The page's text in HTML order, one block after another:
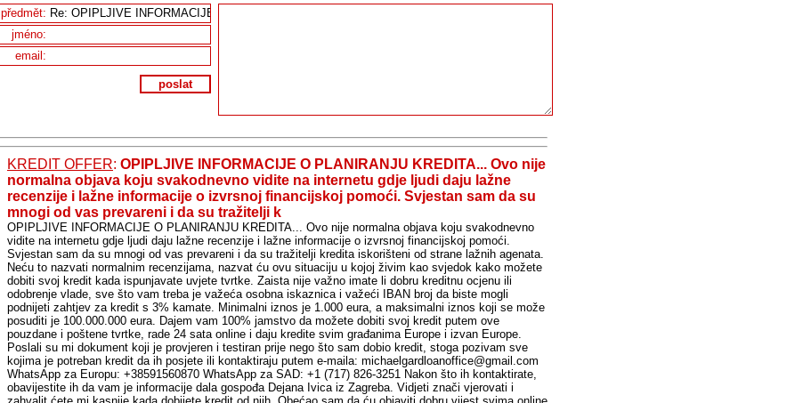
předmět:
jméno:
email:
poslat
KREDIT OFFER: OPIPLJIVE INFORMACIJE O PLANIRANJU KREDITA... Ovo nije
normalna objava koju svakodnevno vidite na internetu gdje ljudi daju lažne
recenzije i lažne informacije o izvrsnoj financijskoj pomoći. Svjestan sam da su
mnogi od vas prevareni i da su tražitelji k
OPIPLJIVE INFORMACIJE O PLANIRANJU KREDITA... Ovo nije normalna objava koju svakodnevno
vidite na internetu gdje ljudi daju lažne recenzije i lažne informacije o izvrsnoj financijskoj pomoći.
Svjestan sam da su mnogi od vas prevareni i da su tražitelji kredita iskorišteni od strane lažnih agenata.
Neću to nazvati normalnim recenzijama, nazvat ću ovu situaciju u kojoj živim kao svjedok kako možete
dobiti svoj kredit kada ispunjavate uvjete tvrtke. Zaista nije važno imate li dobru kreditnu ocjenu ili
odobrenje vlade, sve što vam treba je važeća osobna iskaznica i važeći IBAN broj da biste mogli
podnijeti zahtjev za kredit s 3% kamate. Minimalni iznos je 1.000 eura, a maksimalni iznos koji se može
posuditi je 100.000.000 eura. Dajem vam 100% jamstvo da možete dobiti svoj kredit putem ove
pouzdane i poštene tvrtke, rade 24 sata online i daju kredite svim građanima Europe i izvan Europe.
Poslali su mi dokument koji je provjeren i testiran prije nego što sam dobio kredit, stoga pozivam sve
kojima je potreban kredit da ih posjete ili kontaktiraju putem e-maila: michaelgardloanoffice@gmail.com
WhatsApp za Europu: +38591560870 WhatsApp za SAD: +1 (717) 826-3251 Nakon što ih kontaktirate,
obavijestite ih da vam je informacije dala gospođa Dejana Ivica iz Zagreba. Vidjeti znači vjerovati i